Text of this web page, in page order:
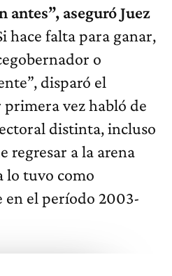
aseguró Juez
hace falta para ganar,
o
disparó el
vez habló de
distinta, incluso
regresar a la arena
lo tuvo como
el período 2003-